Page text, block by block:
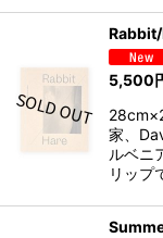
5,500
家、
ルベニ
リップ